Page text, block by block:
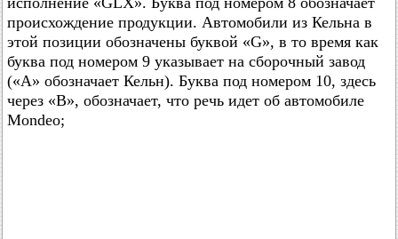
происхождение продукции. Автомобили из Кельна в
этой позиции обозначены буквой «G», в то время как
буква под номером 9 указывает на сборочный завод
(«А» обозначает Кельн). Буква под номером 10, здесь
через «B», обозначает, что речь идет об автомобиле
Mondeo;